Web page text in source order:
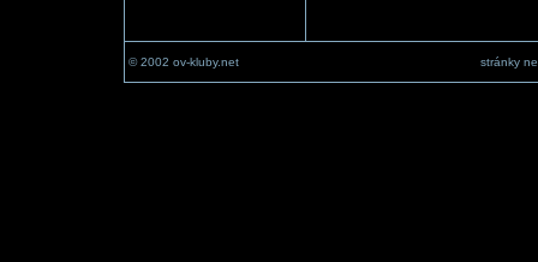
© 2002 ov-kluby.net stránky